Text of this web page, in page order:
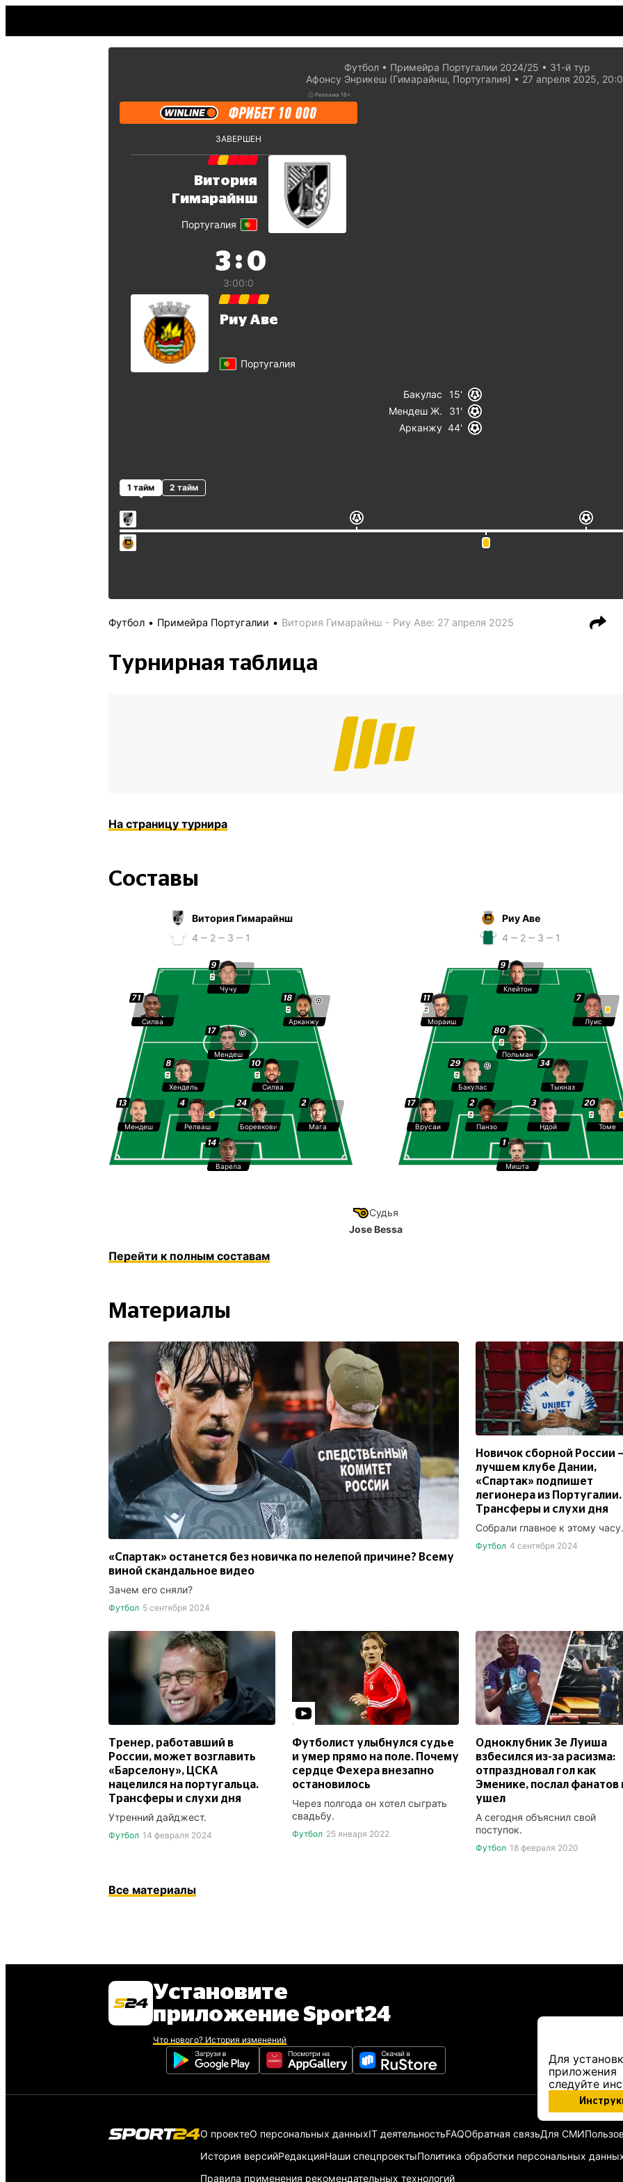
Футбол Примейра Португалии 2024/25
31-й тур
Афонсу Энрикеш (Гимарайнш, Португалия)
27 апреля 2025,
ⓘ Реклама 18+.
ЗАВЕРШЕН
Витория
Гимарайнш
Португалия
3 : 0
3:00:0
Риу Аве
Португалия
Бакулас
15
Мендеш Ж.
31
Арканжу 44
1 тайм 2 тайм
Футбол Примейра Португалии Витория Гимарайнш - Риу Аве: 27 апреля 2025
Турнирная таблица
На страницу турнира
Составы
Витория Гимарайнш
4 ‒ 2 ‒ 3 ‒ 1
9
Чучу
24
Боревкович
4
Релваш
18
Арканжу
8
Хендель
10
Силва
14
Варела
17
Мендеш
2
Мага
13
Мендеш
71
Силва
Риу Аве
4 ‒ 2 ‒ 3 ‒ 1
11
Мораиш
1
Мишта
17
Врусаи
2
Панзо
7
Луис
34
Тыкназ
80
Польман
20
Томе
9
Клейтон
3
Ндой
29
Бакулас
Судья
Jose Bessa
Перейти к полным составам
Материалы
«Спартак» останется без новичка по нелепой причине? Всему
виной скандальное видео
Зачем его сняли?
Футбол 5 сентября 2024
Новичок сборной России
лучшем клубе Дании,
«Спартак» подпишет
легионера из Португалии.
Трансферы и слухи дня
Собрали главное к этому часу.
Футбол 4 сентября 2024
Тренер, работавший в
России, может возглавить
«Барселону», ЦСКА
нацелился на португальца.
Трансферы и слухи дня
Утренний дайджест.
Футбол 14 февраля 2024
Футболист улыбнулся судье
и умер прямо на поле. Почему
сердце Фехера внезапно
остановилось
Через полгода он хотел сыграть
свадьбу.
Футбол 25 января 2022
Одноклубник Зе Луиша
взбесился из-за расизма:
отпраздновал гол как
Эменике, послал фанатов
ушел
А сегодня объяснил свой
поступок.
Футбол 18 февраля 2020
Все материалы
Установите
приложение Sport24
Что нового? История изменений
Для
приложения
следуйте
О проектеО персональных данныхIT деятельностьFAQОбратная связьДля СМИ
История версийРедакцияНаши спецпроектыПолитика обработки персональных
Правила применения рекомендательных технологий